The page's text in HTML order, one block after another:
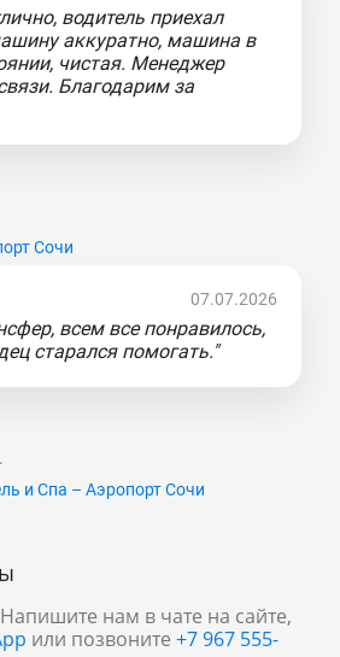
водитель приехал
аккуратно, машина в
чистая. Менеджер
Благодарим за
Сочи
07.07.2026
всем все понравилось,
старался помогать."
и Спа – Аэропорт Сочи
нам в чате на сайте,
или позвоните +7 967 555-